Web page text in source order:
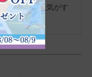
感が出てきた気がす